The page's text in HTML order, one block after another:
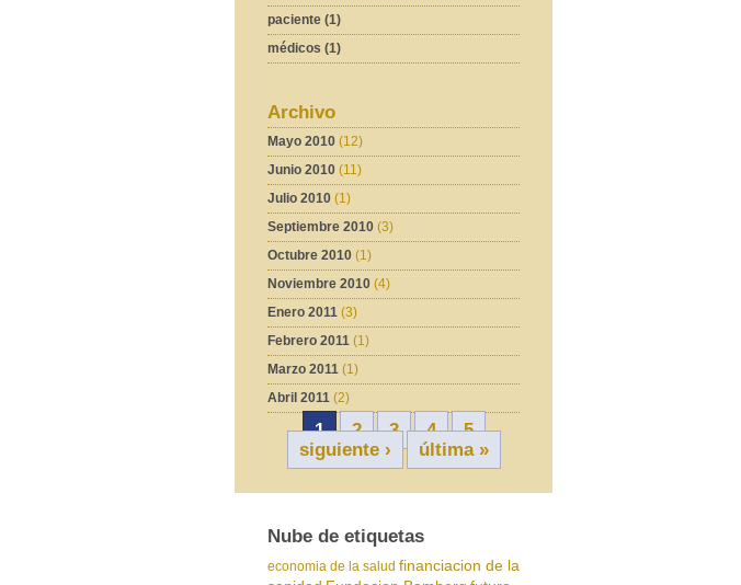
paciente (1)
médicos (1)
Archivo
Mayo 2010 (12)
Junio 2010 (11)
Julio 2010 (1)
Septiembre 2010 (3)
Octubre 2010 (1)
Noviembre 2010 (4)
Enero 2011 (3)
Febrero 2011 (1)
Marzo 2011 (1)
Abril 2011 (2)
1 2 3 4
5
siguiente ›
última »
Nube de etiquetas
economia de la salud financiacion de la